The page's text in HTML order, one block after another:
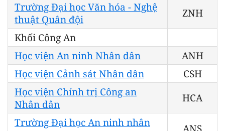
Trường Đại học Văn hóa - Nghệ
thuật Quân đội
ZNH
Khối Công An
Học viện An ninh Nhân dân
ANH
Học viện Cảnh sát Nhân dân
CSH
Học viện Chính trị Công an
Nhân dân
HCA
Trường Đại học An ninh nhân
ANS